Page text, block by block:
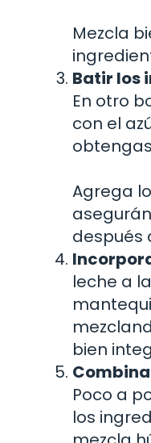
Mezcla
Batir los
En otro
con el
Agrega
después
leche a
bien
Poco a
los